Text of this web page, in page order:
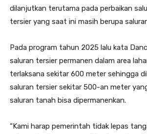
dilanjutkan terutama pada perbaikan
tersier yang saat ini masih berupa
Pada program tahun 2025 lalu kata
saluran tersier permanen dalam area
terlaksana sekitar 600 meter sehingga
saluran tersier sekitar 500-an meter
saluran tanah bisa dipermanenkan.
“Kami harap pemerintah tidak lepas